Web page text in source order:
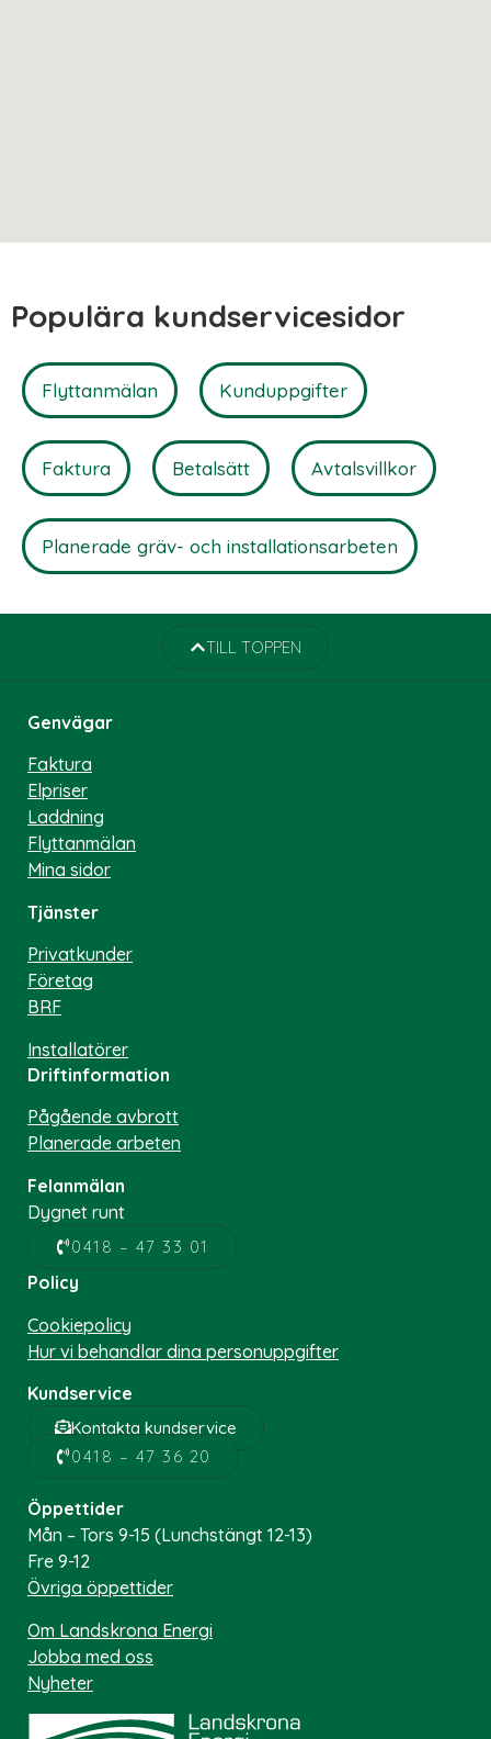
Populära kundservicesidor
Flyttanmälan Kunduppgifter
Faktura Betalsätt Avtalsvillkor
Planerade gräv- och installationsarbeten
TILL TOPPEN
Genvägar
Faktura
Elpriser
Laddning
Flyttanmälan
Mina sidor
Tjänster
Privatkunder
Företag
BRF
Installatörer
Driftinformation
Pågående avbrott
Planerade arbeten
Felanmälan
Dygnet runt
0418 – 47 33 01
Policy
Cookiepolicy
Hur vi behandlar dina personuppgifter
Kundservice
Kontakta kundservice
0418 – 47 36 20
Öppettider
Mån – Tors 9-15 (Lunchstängt 12-13)
Fre 9-12
Övriga öppettider
Om Landskrona Energi
Jobba med oss
Nyheter